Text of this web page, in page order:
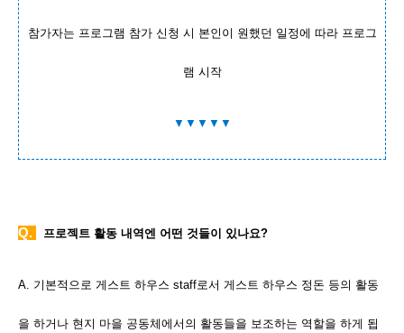
참가자는 프로그램 참가 신청 시 본인이 원했던 일정에 따라 프로그
램 시작
▼▼▼▼▼
Q. 프로젝트 활동 내역엔 어떤 것들이 있나요?
A. 기본적으로 게스트 하우스 staff로서 게스트 하우스 정돈 등의 활동
을 하거나 현지 마을 공동체에서의 활동들을 보조하는 역할을 하게 됩